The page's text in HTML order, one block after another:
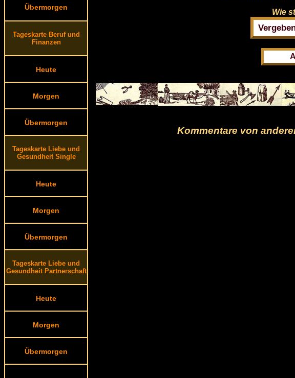
Übermorgen
Tageskarte Beruf und
Finanzen
Heute
Morgen
Übermorgen
Tageskarte Liebe und
Gesundheit Single
Heute
Morgen
Übermorgen
Tageskarte Liebe und
Gesundheit Partnerschaft
Heute
Morgen
Übermorgen
Wie
Kommentare von